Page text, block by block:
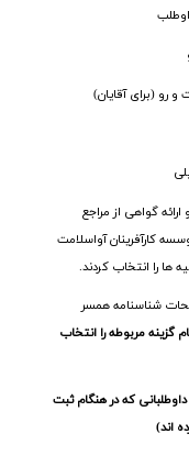
گواهی از مراجع
کارآفرینان آواسلامت
ها را انتخاب کردند.
شناسنامه همسر
مربوطه را انتخاب
که در هنگام ثبت
اند)